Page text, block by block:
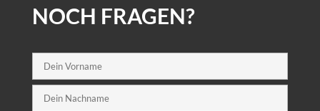
NOCH FRAGEN?